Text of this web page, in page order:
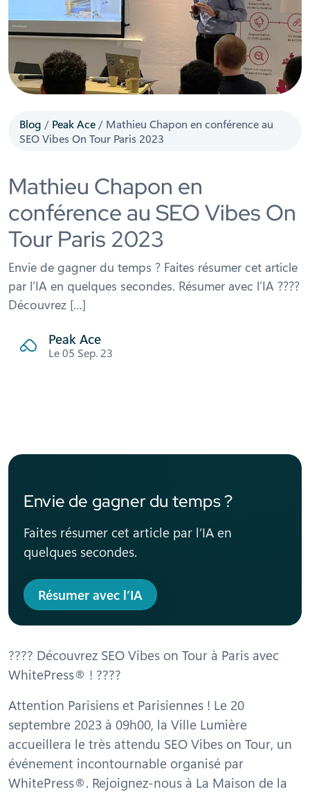
Blog / Peak Ace / Mathieu Chapon en conférence au
SEO Vibes On Tour Paris 2023
Mathieu Chapon en
conférence au SEO Vibes On
Tour Paris 2023
Envie de gagner du temps ? Faites résumer cet article
par l’IA en quelques secondes. Résumer avec l’IA ????
Découvrez […]
Peak Ace
Le 05 Sep. 23
Envie de gagner du temps ?
Faites résumer cet article par l’IA en
quelques secondes.
Résumer avec l’IA
???? Découvrez SEO Vibes on Tour à Paris avec
WhitePress® ! ????
Attention Parisiens et Parisiennes ! Le 20
septembre 2023 à 09h00, la Ville Lumière
accueillera le très attendu SEO Vibes on Tour, un
événement incontournable organisé par
WhitePress®. Rejoignez-nous à La Maison de la